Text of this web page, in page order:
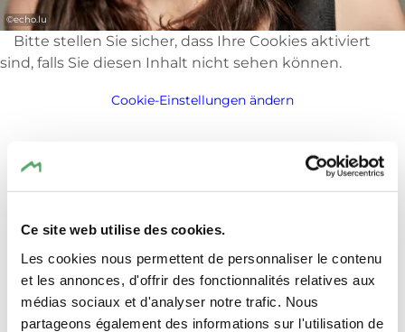
Ce site web utilise des cookies.
Les cookies nous permettent de personnaliser le contenu
et les annonces, d'offrir des fonctionnalités relatives aux
médias sociaux et d'analyser notre trafic. Nous
partageons également des informations sur l'utilisation de
Weitere Tarife finden Sie auf der Seite des
jeweiligen Konzertes.
©echo.lu
Bitte stellen Sie sicher, dass Ihre Cookies aktiviert
sind, falls Sie diesen Inhalt nicht sehen können.
Cookie-Einstellungen ändern
Veranstaltungsort
TRIFOLION Echternach
2, Porte St. Willlibrord